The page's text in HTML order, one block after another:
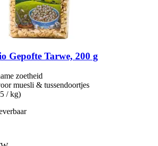
Gepofte Tarwe, 200 g
zoetheid
muesli & tussendoortjes
/ kg)